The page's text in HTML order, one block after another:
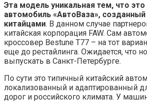
Эта модель уникальная тем, что
автомобиль «АвтоВаза», созданный
китайцами. В данном случае
китайская корпорация FAW. Сам
кроссовер Bestune T77 – на тот
еще до рестайлинга. Ожидается, что
выпускать в Санкт-Петербурге.
По сути это типичный китайский
локализованный и адаптированный
дорог и российского климата. У